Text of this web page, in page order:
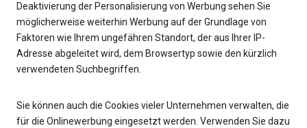
Deaktivierung der Personalisierung von Werbung sehen Sie
möglicherweise weiterhin Werbung auf der Grundlage von
Faktoren wie Ihrem ungefähren Standort, der aus Ihrer IP-
Adresse abgeleitet wird, dem Browsertyp sowie den kürzlich
verwendeten Suchbegriffen.
Sie können auch die Cookies vieler Unternehmen verwalten, die
für die Onlinewerbung eingesetzt werden. Verwenden Sie dazu